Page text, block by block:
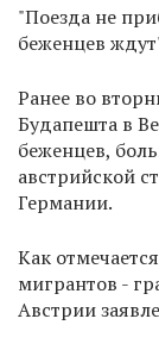
"Поезда не
беженцев
Ранее во
Будапешта в
беженцев,
австрийской
Германии.
Как
мигрантов -
Австрии